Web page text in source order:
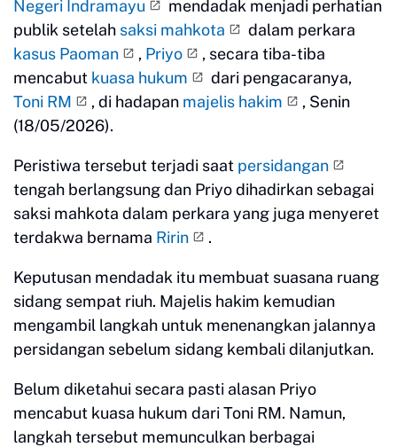
Negeri Indramayu
mendadak menjadi perhatian
publik setelah saksi mahkota
dalam perkara
kasus Paoman
, Priyo
, secara tiba-tiba
mencabut kuasa hukum
dari pengacaranya,
Toni RM
, di hadapan majelis hakim
, Senin
(18/05/2026).
Peristiwa tersebut terjadi saat persidangan
tengah berlangsung dan Priyo dihadirkan sebagai
saksi mahkota dalam perkara yang juga menyeret
terdakwa bernama Ririn .
Keputusan mendadak itu membuat suasana ruang
sidang sempat riuh. Majelis hakim kemudian
mengambil langkah untuk menenangkan jalannya
persidangan sebelum sidang kembali dilanjutkan.
Belum diketahui secara pasti alasan Priyo
mencabut kuasa hukum dari Toni RM. Namun,
langkah tersebut memunculkan berbagai